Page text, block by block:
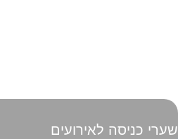
שערי כניסה לאירועים